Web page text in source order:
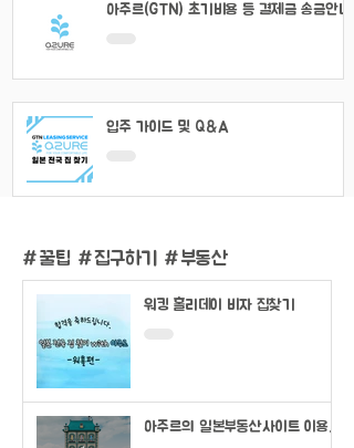
아주르(GTN) 초기비용 등 결제금 송금안내
입주 가이드 및 Q&A
#꿀팁 #집구하기 #부동산
워킹 홀리데이 비자 집찾기
아주르의 일본부동산사이트 이용법